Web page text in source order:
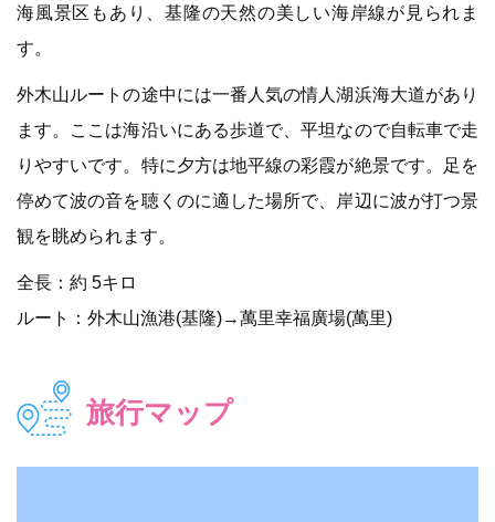
海風景区もあり、基隆の天然の美しい海岸線が見られま
す。
外木山ルートの途中には一番人気の情人湖浜海大道があり
ます。ここは海沿いにある歩道で、平坦なので自転車で走
りやすいです。特に夕方は地平線の彩霞が絶景です。足を
停めて波の音を聴くのに適した場所で、岸辺に波が打つ景
観を眺められます。
全長：約 5キロ
ルート：外木山漁港(基隆)→萬里幸福廣場(萬里)
旅行マップ